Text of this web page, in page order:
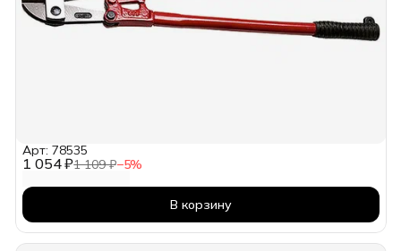
1 054 ₽1 109 ₽−5%
Арт: 78535
В корзину